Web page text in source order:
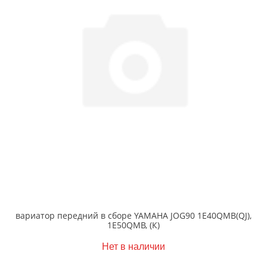
вариатор передний в сборе YAMAHA JOG90 1E40QMB(QJ),
1E50QMB, (К)
Нет в наличии